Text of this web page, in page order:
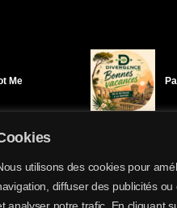
utilisons des cookies pour
diffuser des publicités
Me